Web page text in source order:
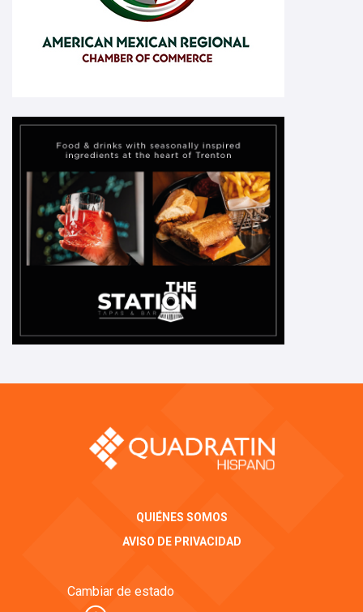
QUIÉNES SOMOS
AVISO DE PRIVACIDAD
Cambiar de estado